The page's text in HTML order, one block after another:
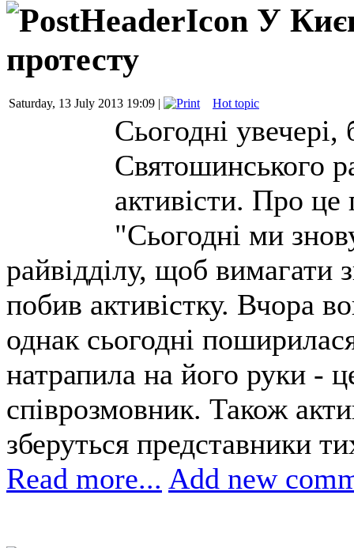
У
протесту
Saturday, 13 July 2013 19:09 | Hot topic
Сьогодні увечері,
Святошинського
активісти. Про це
"Сьогодні ми
райвідділу, щоб вимагати
побив активістку. Вчора
однак сьогодні
натрапила на його руки -
співрозмовник. Також
зберуться представники
Read more... Add new